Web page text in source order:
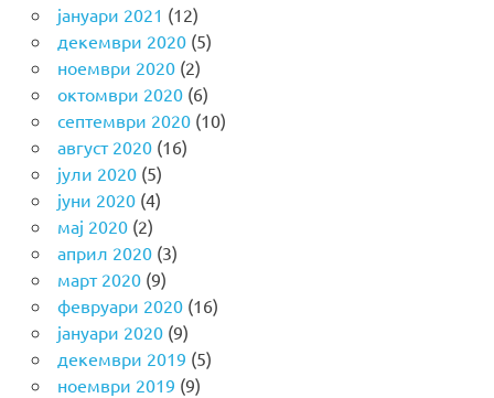
јануари 2021 (12)
декември 2020(5)
ноември 2020(2)
октомври 2020(6)
септември 2020(10)
август 2020(16)
јули 2020(5)
јуни 2020(4)
мај 2020(2)
април 2020(3)
март 2020(9)
февруари 2020(16)
јануари 2020(9)
декември 2019 (5)
ноември 2019 (9)